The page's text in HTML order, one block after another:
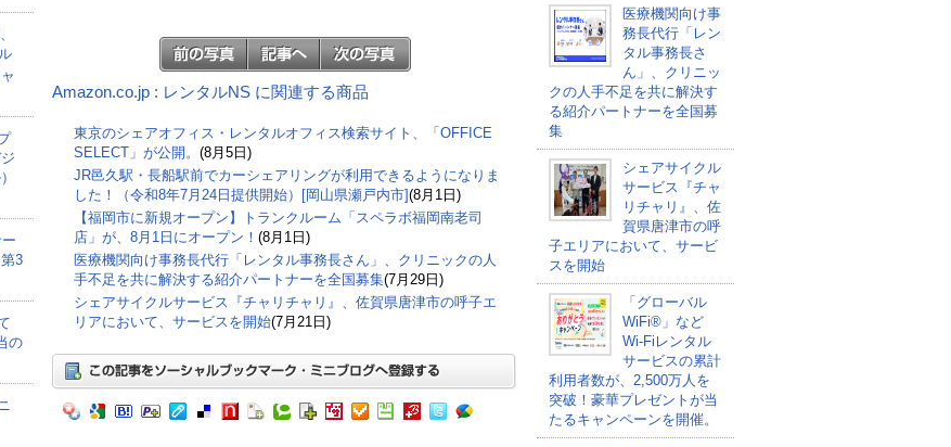
3
の
Amazon.co.jp : レンタルNS に関連する商品
東京のシェアオフィス・レンタルオフィス検索サイト、「OFFICE
SELECT」が公開。 (8月5日)
JR邑久駅・長船駅前でカーシェアリングが利用できるようになりま
した！（令和8年7月24日提供開始）[岡山県瀬戸内市](8月1日)
【福岡市に新規オープン】トランクルーム「スペラボ福岡南老司
店」が、8月1日にオープン！ (8月1日)
医療機関向け事務長代行「レンタル事務長さん」、クリニックの人
手不足を共に解決する紹介パートナーを全国募集(7月29日)
シェアサイクルサービス『チャリチャリ』、佐賀県唐津市の呼子エ
リアにおいて、サービスを開始(7月21日)
医療機関向け事
務長代行「レン
タル事務長さ
ん」、クリニッ
クの人手不足を共に解決す
る紹介パートナーを全国募
集
シェアサイクル
サービス『チャ
リチャリ』、佐
賀県唐津市の呼
子エリアにおいて、サービ
スを開始
「グローバル
WiFi®」など
Wi-Fiレンタル
サービスの累計
利用者数が、2,500万人を
突破！豪華プレゼントが当
たるキャンペーンを開催。